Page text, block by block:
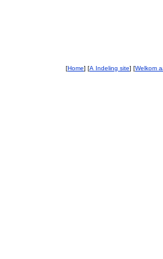
[Home] [A Indeling site] [Welkom